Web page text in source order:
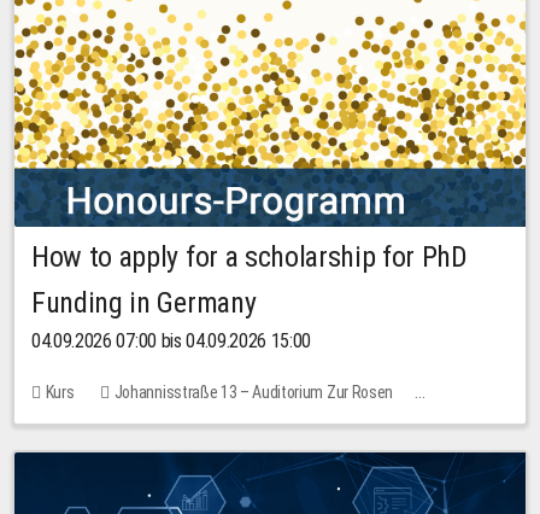
How to apply for a scholarship for PhD
Funding in Germany
04.09.2026 07:00 bis 04.09.2026 15:00
Kurs
Johannisstraße 13 – Auditorium Zur Rosen
Keine freien Plätze